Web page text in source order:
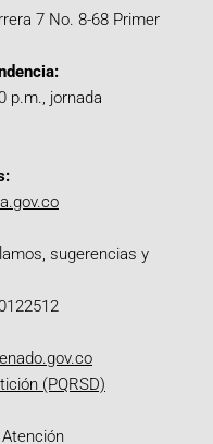
7 No. 8-68 Primer
p.m., jornada
sugerencias y
(PQRSD)